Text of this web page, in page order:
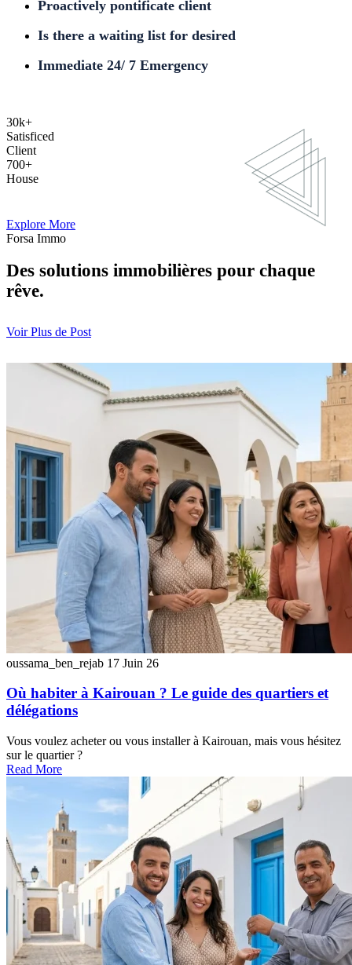
Proactively pontificate client
Is there a waiting list for desired
Immediate 24/ 7 Emergency
30k+
Satisficed
Client
700+
House
Explore More
Forsa Immo
Des solutions immobilières pour chaque
rêve.
Voir Plus de Post
oussama_ben_rejab 17 Juin 26
Où habiter à Kairouan ? Le guide des quartiers et
délégations
Vous voulez acheter ou vous installer à Kairouan, mais vous hésitez
sur le quartier ?
Read More